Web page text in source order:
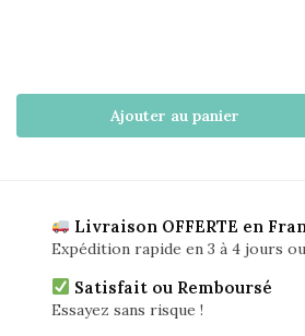
Ajouter au panier
Livraison OFFERTE en
Expédition rapide en 3 à 4 jours
Satisfait ou Remboursé
Essayez sans risque !